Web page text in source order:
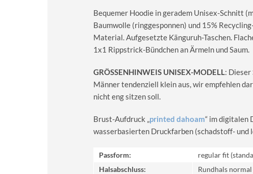
Bequemer Hoodie in geradem Unisex-Schnitt
Baumwolle (ringgesponnen) und 15%
Material. Aufgesetzte Känguruh-Taschen.
1x1 Rippstrick-Bündchen an Ärmeln und Saum.
GRÖSSENHINWEIS UNISEX-MODELL:
Männer tendenziell klein aus, wir empfehlen
nicht eng sitzen soll.
Brust-Aufdruck „printed dahoam“ im digitalen
wasserbasierten Druckfarben (schadstoff-
Passform:
regular fit
Halsabschluss:
Rundhals normal